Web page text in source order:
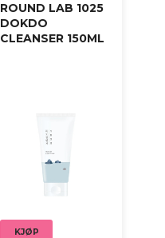
ROUND LAB 1025
DOKDO
CLEANSER 150ML
KJØP